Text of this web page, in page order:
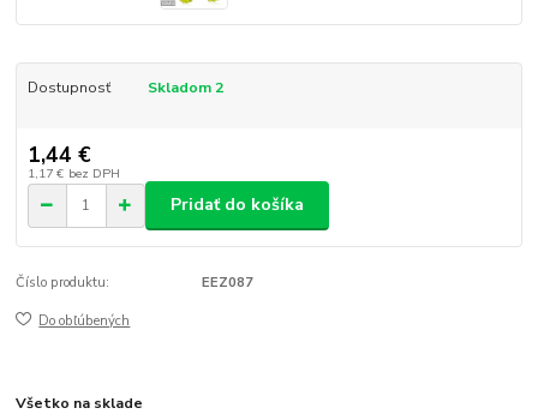
Dostupnosť Skladom 2
1,44 €
1,17 € bez DPH
Pridať do košíka
Číslo produktu: EEZ087
Do obľúbených
Všetko na sklade